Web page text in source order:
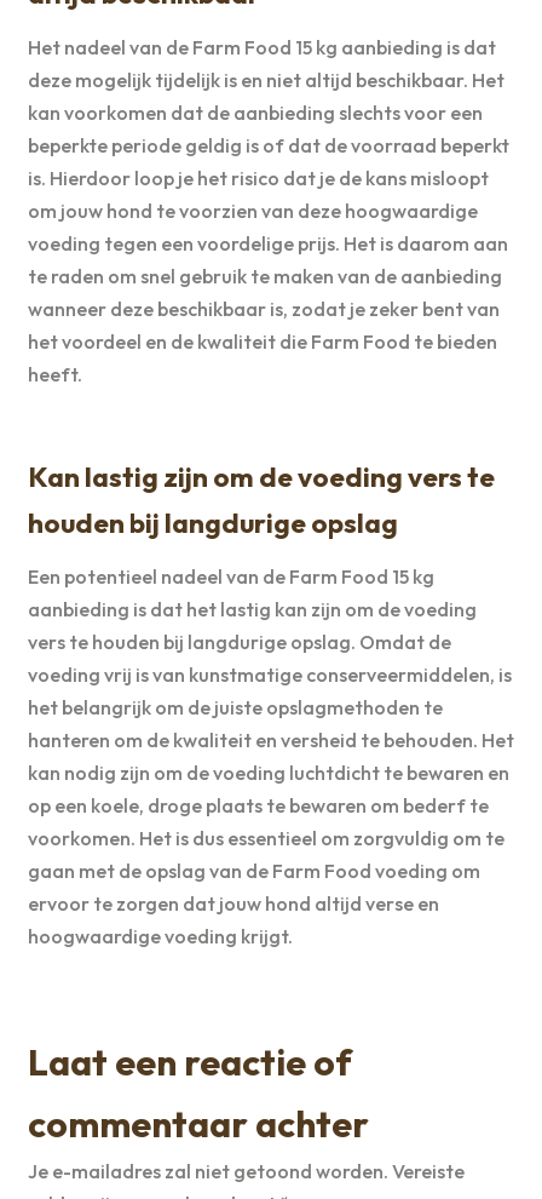
Het nadeel van de Farm Food 15 kg aanbieding is dat
deze mogelijk tijdelijk is en niet altijd beschikbaar. Het
kan voorkomen dat de aanbieding slechts voor een
beperkte periode geldig is of dat de voorraad beperkt
is. Hierdoor loop je het risico dat je de kans misloopt
om jouw hond te voorzien van deze hoogwaardige
voeding tegen een voordelige prijs. Het is daarom aan
te raden om snel gebruik te maken van de aanbieding
wanneer deze beschikbaar is, zodat je zeker bent van
het voordeel en de kwaliteit die Farm Food te bieden
heeft.
Kan lastig zijn om de voeding vers te
houden bij langdurige opslag
Een potentieel nadeel van de Farm Food 15 kg
aanbieding is dat het lastig kan zijn om de voeding
vers te houden bij langdurige opslag. Omdat de
voeding vrij is van kunstmatige conserveermiddelen, is
het belangrijk om de juiste opslagmethoden te
hanteren om de kwaliteit en versheid te behouden. Het
kan nodig zijn om de voeding luchtdicht te bewaren en
op een koele, droge plaats te bewaren om bederf te
voorkomen. Het is dus essentieel om zorgvuldig om te
gaan met de opslag van de Farm Food voeding om
ervoor te zorgen dat jouw hond altijd verse en
hoogwaardige voeding krijgt.
Laat een reactie of
commentaar achter
Je e-mailadres zal niet getoond worden. Vereiste